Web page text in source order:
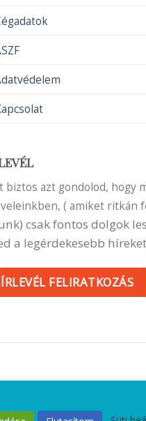
biztos azt gondolod, hogy
( amiket ritkán
csak fontos dolgok
a legérdekesebb
FELIRATKOZÁS